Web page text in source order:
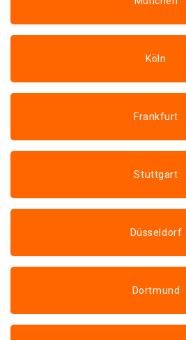
Köln
Frankfurt
Stuttgart
Düsseldorf
Dortmund